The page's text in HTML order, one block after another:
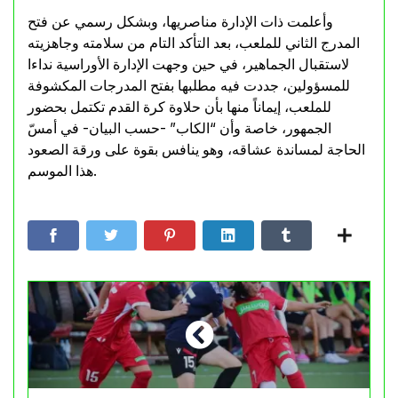
وأعلمت ذات الإدارة مناصريها، وبشكل رسمي عن فتح
المدرج الثاني للملعب، بعد التأكد التام من سلامته وجاهزيته
لاستقبال الجماهير، في حين وجهت الإدارة الأوراسية نداءا
للمسؤولين، جددت فيه مطلبها بفتح المدرجات المكشوفة
للملعب، إيماناً منها بأن حلاوة كرة القدم تكتمل بحضور
الجمهور، خاصة وأن “الكاب” -حسب البيان- في أمسّ
الحاجة لمساندة عشاقه، وهو ينافس بقوة على ورقة الصعود
هذا الموسم.